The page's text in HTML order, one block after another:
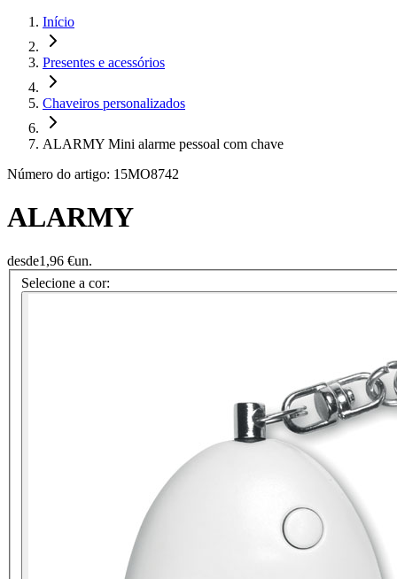
Início
Presentes e acessórios
Chaveiros personalizados
ALARMY Mini alarme pessoal com chave
Número do artigo: 15MO8742
ALARMY
desde1,96 €un.
Selecione a cor: